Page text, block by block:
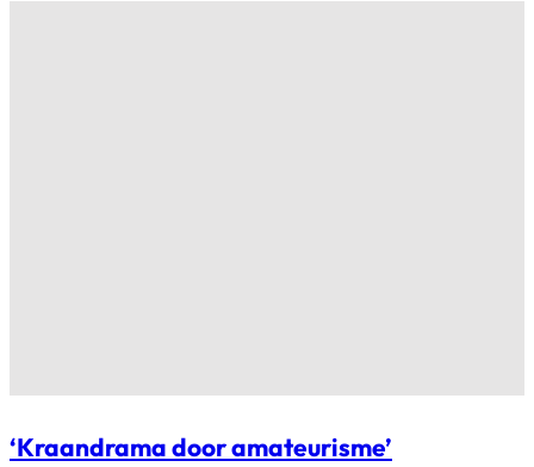
‘Kraandrama door amateurisme’